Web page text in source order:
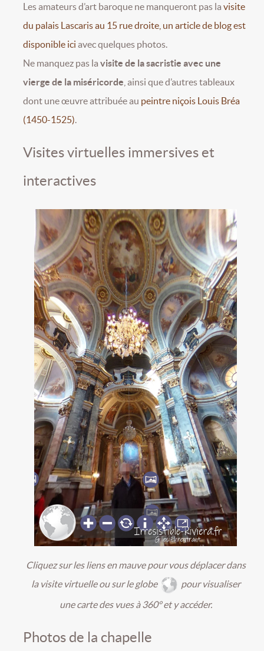
Les amateurs d’art baroque ne manqueront pas la visite
du palais Lascaris au 15 rue droite, un article de blog est
disponible ici avec quelques photos.
Ne manquez pas la visite de la sacristie avec une
vierge de la miséricorde , ainsi que d’autres tableaux
dont une œuvre attribuée au peintre niçois Louis Bréa
(1450-1525).
Visites virtuelles immersives et
interactives
Cliquez sur les liens en mauve pour vous déplacer dans
la visite virtuelle ou sur le globe
pour visualiser
une carte des vues à 360° et y accéder.
Photos de la chapelle